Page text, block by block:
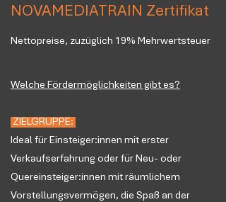
NOVAMEDIATRAIN Zertifikat
Nettopreise, zuzüglich 19% Mehrwertsteuer
Welche Fördermöglichkeiten gibt es?
ZIELGRUPPE:
Ideal für Einsteiger:innen mit erster
Verkaufserfahrung oder für Neu- oder
Quereinsteiger:innen mit räumlichem
Vorstellungsvermögen, die Spaß an der